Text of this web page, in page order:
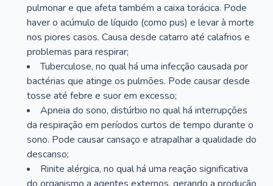
pulmonar e que afeta também a caixa torácica. Pode
haver o acúmulo de líquido (como pus) e levar à morte
nos piores casos. Causa desde catarro até calafrios e
problemas para respirar;
Tuberculose, no qual há uma infecção causada por
bactérias que atinge os pulmões. Pode causar desde
tosse até febre e suor em excesso;
Apneia do sono, distúrbio no qual há interrupções
da respiração em períodos curtos de tempo durante o
sono. Pode causar cansaço e atrapalhar a qualidade do
descanso;
Rinite alérgica, no qual há uma reação significativa